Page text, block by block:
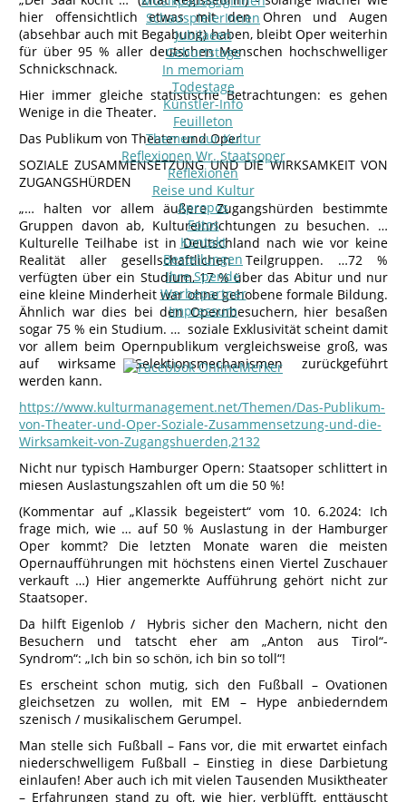
SchauspielerInnen
Jubilaeen
Geburtstage
In memoriam
Todestage
Künstler-Info
Feuilleton
Themen zur Kultur
Reflexionen Wr. Staatsoper
Reflexionen
Reise und Kultur
Apropos
Fotos
Kontakt
Bestellungen
Ihre Spende
Werbepartner
Impressum
hier offensichtlich etwas mit den Ohren und Augen
(absehbar auch mit Begabung) haben, bleibt Oper weiterhin
für über 95 % aller deutschen Menschen hochschwelliger
Schnickschnack.
Hier immer gleiche statistische Betrachtungen: es gehen
Wenige in die Theater.
Das Publikum von Theater und Oper
SOZIALE ZUSAMMENSETZUNG UND DIE WIRKSAMKEIT VON
ZUGANGSHÜRDEN
„… halten vor allem äußere Zugangshürden bestimmte
Gruppen davon ab, Kultureinrichtungen zu besuchen. …
Kulturelle Teilhabe ist in Deutschland nach wie vor keine
Realität aller gesellschaftlichen Teilgruppen. …72 %
verfügten über ein Studium, 17 % über das Abitur und nur
eine kleine Minderheit war ohne gehobene formale Bildung.
Ähnlich war dies bei den Opernbesuchern, hier besaßen
sogar 75 % ein Studium. … soziale Exklusivität scheint damit
vor allem beim Opernpublikum vergleichsweise groß, was
auf wirksame Selektionsmechanismen zurückgeführt
werden kann.
https://www.kulturmanagement.net/Themen/Das-Publikum-
von-Theater-und-Oper-Soziale-Zusammensetzung-und-die-
Wirksamkeit-von-Zugangshuerden,2132
Nicht nur typisch Hamburger Opern: Staatsoper schlittert in
miesen Auslastungszahlen oft um die 50 %!
(Kommentar auf „Klassik begeistert“ vom 10. 6.2024: Ich
frage mich, wie … auf 50 % Auslastung in der Hamburger
Oper kommt? Die letzten Monate waren die meisten
Opernaufführungen mit höchstens einen Viertel Zuschauer
verkauft …) Hier angemerkte Aufführung gehört nicht zur
Staatsoper.
Da hilft Eigenlob / Hybris sicher den Machern, nicht den
Besuchern und tatscht eher am „Anton aus Tirol“-
Syndrom“: „Ich bin so schön, ich bin so toll“!
Es erscheint schon mutig, sich den Fußball – Ovationen
gleichsetzen zu wollen, mit EM – Hype anbiederndem
szenisch / musikalischem Gerumpel.
Man stelle sich Fußball – Fans vor, die mit erwartet einfach
niederschwelligem Fußball – Einstieg in diese Darbietung
einlaufen! Aber auch ich mit vielen Tausenden Musiktheater
– Erfahrungen stand zu oft, wie hier, verblüfft, enttäuscht